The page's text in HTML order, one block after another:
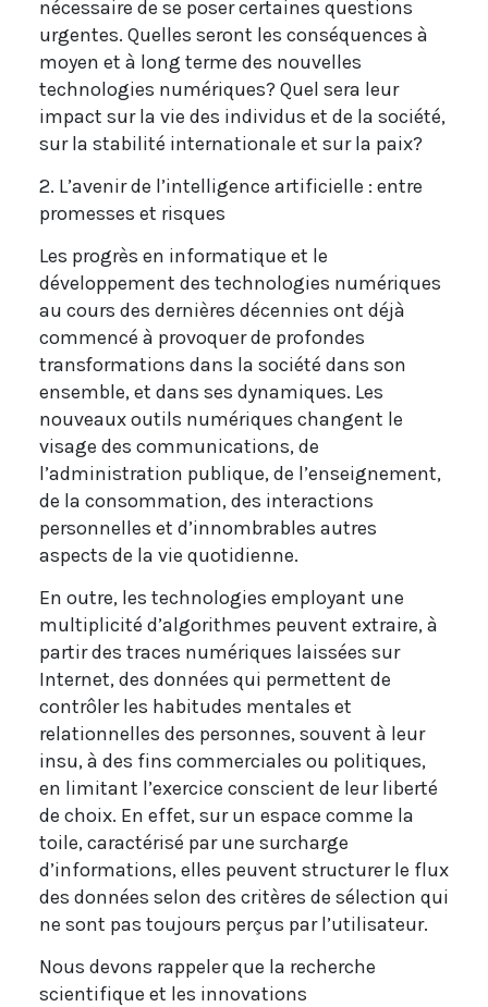
nécessaire de se poser certaines questions
urgentes. Quelles seront les conséquences à
moyen et à long terme des nouvelles
technologies numériques? Quel sera leur
impact sur la vie des individus et de la société,
sur la stabilité internationale et sur la paix?
2. L’avenir de l’intelligence artificielle : entre
promesses et risques
Les progrès en informatique et le
développement des technologies numériques
au cours des dernières décennies ont déjà
commencé à provoquer de profondes
transformations dans la société dans son
ensemble, et dans ses dynamiques. Les
nouveaux outils numériques changent le
visage des communications, de
l’administration publique, de l’enseignement,
de la consommation, des interactions
personnelles et d’innombrables autres
aspects de la vie quotidienne.
En outre, les technologies employant une
multiplicité d’algorithmes peuvent extraire, à
partir des traces numériques laissées sur
Internet, des données qui permettent de
contrôler les habitudes mentales et
relationnelles des personnes, souvent à leur
insu, à des fins commerciales ou politiques,
en limitant l’exercice conscient de leur liberté
de choix. En effet, sur un espace comme la
toile, caractérisé par une surcharge
d’informations, elles peuvent structurer le flux
des données selon des critères de sélection qui
ne sont pas toujours perçus par l’utilisateur.
Nous devons rappeler que la recherche
scientifique et les innovations